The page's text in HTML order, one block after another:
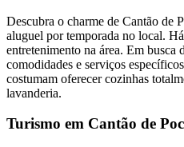
Descubra o charme de Cantão de
aluguel por temporada no local.
entretenimento na área. Em busca
comodidades e serviços
costumam oferecer cozinhas
lavanderia.
Turismo em Cantão de